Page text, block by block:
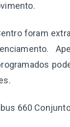
foram
660